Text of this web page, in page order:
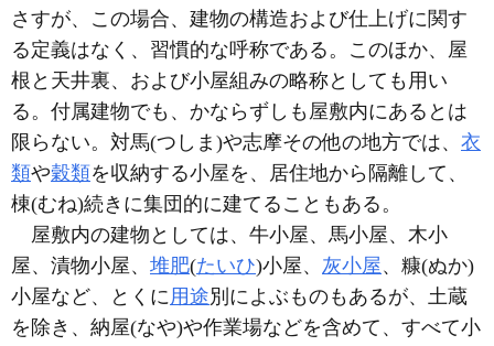
さすが、この場合、建物の構造および仕上げに関す
る定義はなく、習慣的な呼称である。このほか、屋
根と天井裏、および小屋組みの略称としても用い
る。付属建物でも、かならずしも屋敷内にあるとは
限らない。対馬(つしま)や志摩その他の地方では、 衣
類や穀類を収納する小屋を、居住地から隔離して、
棟(むね)続きに集団的に建てることもある。
屋敷内の建物としては、牛小屋、馬小屋、木小
屋、漬物小屋、 堆肥(たいひ)小屋、 灰小屋、糠(ぬか)
小屋など、とくに用途別によぶものもあるが、土蔵
を除き、納屋(なや)や作業場などを含めて、すべて小